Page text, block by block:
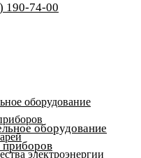
190-74-00
оборудование
электроэнергии
оборудование
приборов